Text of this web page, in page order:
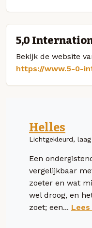
5,0
Bekijk de website
https://www.5-0-
Helles
Lichtgekleurd,
Een
vergelijkbaar
zoeter en wat
wel droog, en
zoet; een...